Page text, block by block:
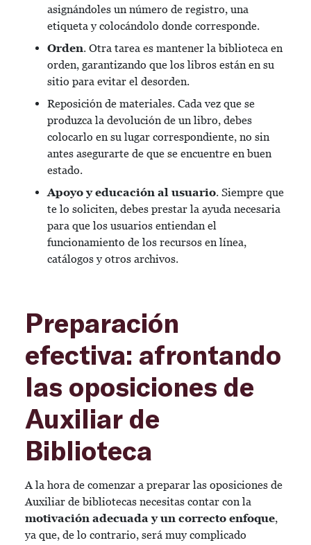
asignándoles un número de registro, una
etiqueta y colocándolo donde corresponde.
Orden. Otra tarea es mantener la biblioteca en
orden, garantizando que los libros están en su
sitio para evitar el desorden.
Reposición de materiales. Cada vez que se
produzca la devolución de un libro, debes
colocarlo en su lugar correspondiente, no sin
antes asegurarte de que se encuentre en buen
estado.
Apoyo y educación al usuario. Siempre que
te lo soliciten, debes prestar la ayuda necesaria
para que los usuarios entiendan el
funcionamiento de los recursos en línea,
catálogos y otros archivos.
Preparación
efectiva: afrontando
las oposiciones de
Auxiliar de
Biblioteca
A la hora de comenzar a preparar las oposiciones de
Auxiliar de bibliotecas necesitas contar con la
motivación adecuada y un correcto enfoque,
ya que, de lo contrario, será muy complicado